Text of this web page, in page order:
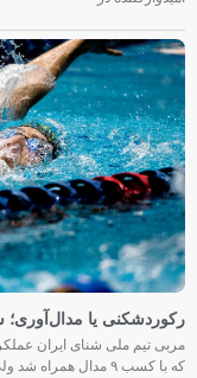
رکوردشکنی یا مدال‌آوری؛
مربی تیم ملی شنای ایران
که با کسب ۹ مدال